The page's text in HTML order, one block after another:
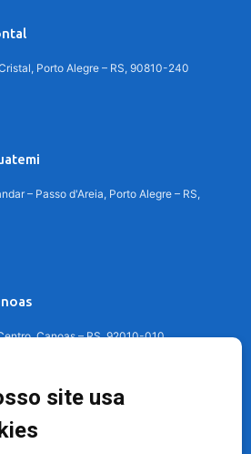
site usa
Porto Alegre – RS, 90810-240
– Passo d'Areia, Porto Alegre – RS,
Canoas – RS, 92010-010